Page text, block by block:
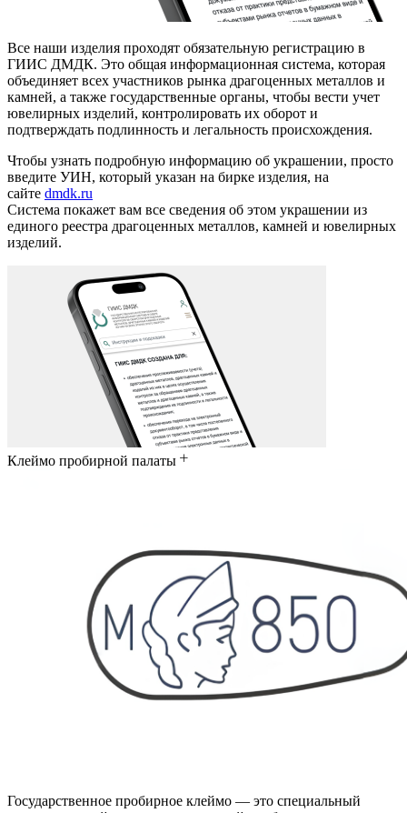
Все наши изделия проходят обязательную регистрацию в
ГИИС ДМДК. Это общая информационная система, которая
объединяет всех участников рынка драгоценных металлов и
камней, а также государственные органы, чтобы вести учет
ювелирных изделий, контролировать их оборот и
подтверждать подлинность и легальность происхождения.
Чтобы узнать подробную информацию об украшении, просто
введите УИН, который указан на бирке изделия, на
сайте dmdk.ru
Система покажет вам все сведения об этом украшении из
единого реестра драгоценных металлов, камней и ювелирных
изделий.
Клеймо пробирной палаты
Государственное пробирное клеймо — это специальный